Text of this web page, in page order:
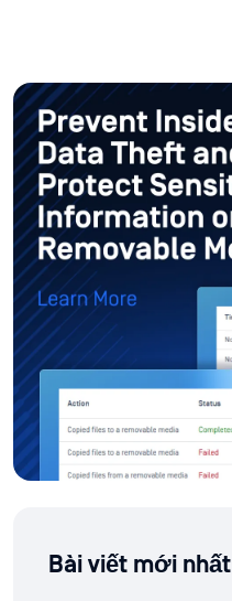
Bài viết mới nhất